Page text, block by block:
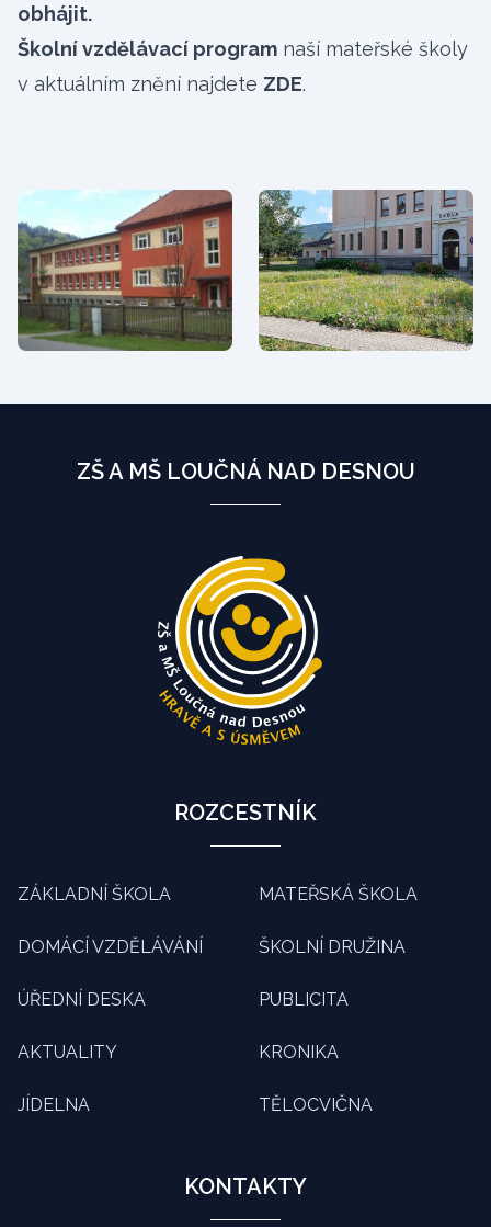
obhájit.
Školní vzdělávací program naší mateřské školy
v aktuálním znění najdete ZDE.
ZŠ A MŠ LOUČNÁ NAD DESNOU
ROZCESTNÍK
ZÁKLADNÍ ŠKOLA MATEŘSKÁ ŠKOLA
DOMÁCÍ VZDĚLÁVÁNÍ ŠKOLNÍ DRUŽINA
ÚŘEDNÍ DESKA PUBLICITA
AKTUALITY KRONIKA
JÍDELNA TĚLOCVIČNA
KONTAKTY